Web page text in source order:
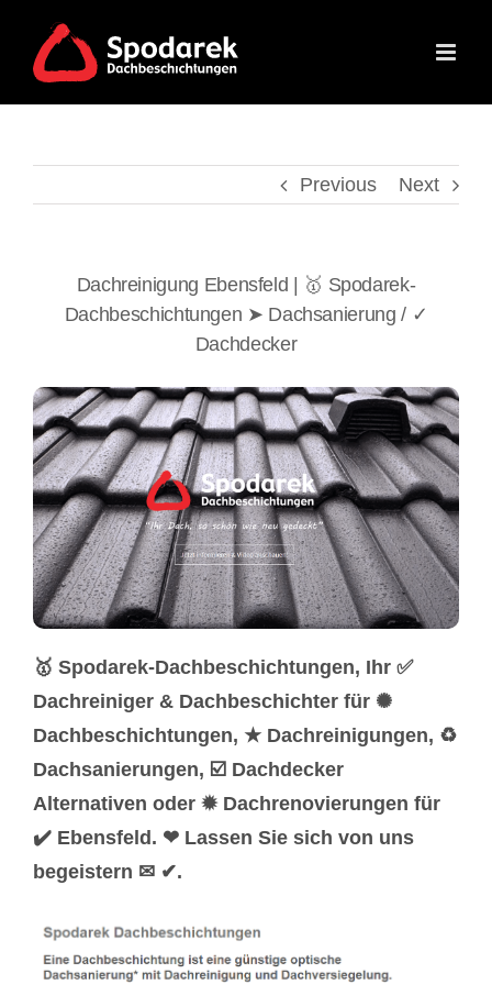
content
Previous Next
Dachreinigung Ebensfeld | 🥇 Spodarek-
Dachbeschichtungen ➤ Dachsanierung / ✓
Dachdecker
🥇 Spodarek-Dachbeschichtungen, Ihr ✅
Dachreiniger & Dachbeschichter für ✺
Dachbeschichtungen, ★ Dachreinigungen, ♻
Dachsanierungen, ☑️ Dachdecker
Alternativen oder ✹ Dachrenovierungen für
✔️ Ebensfeld. ❤ Lassen Sie sich von uns
begeistern ✉ ✔.